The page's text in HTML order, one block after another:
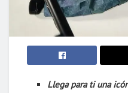
Llega para ti una